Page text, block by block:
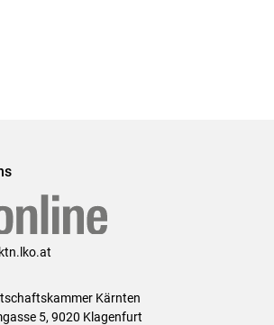
Kärnten
5, 9020 Klagenfurt